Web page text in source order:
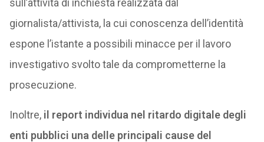
sull’attività di inchiesta realizzata dal
giornalista/attivista, la cui conoscenza dell’identità
espone l’istante a possibili minacce per il lavoro
investigativo svolto tale da comprometterne la
prosecuzione.
Inoltre, il report individua nel ritardo digitale degli
enti pubblici una delle principali cause del